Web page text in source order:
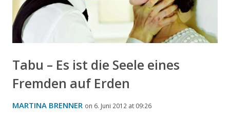
Tabu – Es ist die Seele eines
Fremden auf Erden
MARTINA BRENNER on 6. Juni 2012 at 09:26